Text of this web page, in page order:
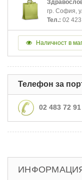
гр. София,
Тел.: 02
Наличност в
Телефон за
02 483 72 91